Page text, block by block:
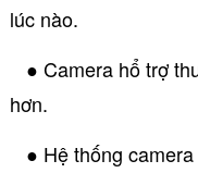
lúc nào.
● Camera hổ trợ
hơn.
● Hệ thống